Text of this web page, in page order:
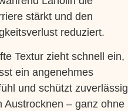
stärkt und den
reduziert.
Textur zieht schnell ein,
ein angenehmes
und schützt zuverlässig
Austrocknen – ganz ohne